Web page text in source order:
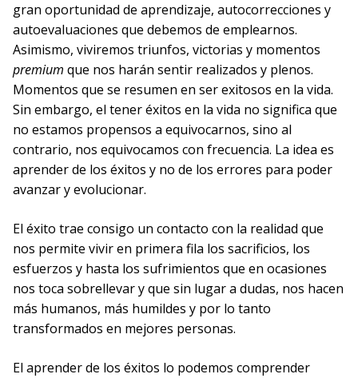
gran oportunidad de aprendizaje, autocorrecciones y
autoevaluaciones que debemos de emplearnos.
Asimismo, viviremos triunfos, victorias y momentos
premium que nos harán sentir realizados y plenos.
Momentos que se resumen en ser exitosos en la vida.
Sin embargo, el tener éxitos en la vida no significa que
no estamos propensos a equivocarnos, sino al
contrario, nos equivocamos con frecuencia. La idea es
aprender de los éxitos y no de los errores para poder
avanzar y evolucionar.
El éxito trae consigo un contacto con la realidad que
nos permite vivir en primera fila los sacrificios, los
esfuerzos y hasta los sufrimientos que en ocasiones
nos toca sobrellevar y que sin lugar a dudas, nos hacen
más humanos, más humildes y por lo tanto
transformados en mejores personas.
El aprender de los éxitos lo podemos comprender